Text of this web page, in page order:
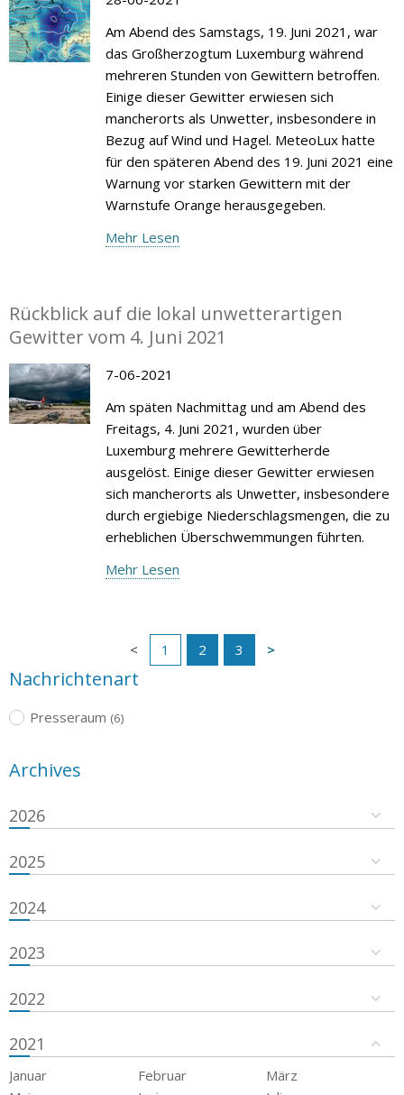
Am Abend des Samstags, 19. Juni 2021, war
das Großherzogtum Luxemburg während
mehreren Stunden von Gewittern betroffen.
Einige dieser Gewitter erwiesen sich
mancherorts als Unwetter, insbesondere in
Bezug auf Wind und Hagel. MeteoLux hatte
für den späteren Abend des 19. Juni 2021 eine
Warnung vor starken Gewittern mit der
Warnstufe Orange herausgegeben.
Mehr Lesen
Rückblick auf die lokal unwetterartigen
Gewitter vom 4. Juni 2021
7-06-2021
Am späten Nachmittag und am Abend des
Freitags, 4. Juni 2021, wurden über
Luxemburg mehrere Gewitterherde
ausgelöst. Einige dieser Gewitter erwiesen
sich mancherorts als Unwetter, insbesondere
durch ergiebige Niederschlagsmengen, die zu
erheblichen Überschwemmungen führten.
Mehr Lesen
1 2 3
Nachrichtenart
Presseraum (6)
Archives
2026
2025
2024
2023
2022
2021
Januar Februar
März